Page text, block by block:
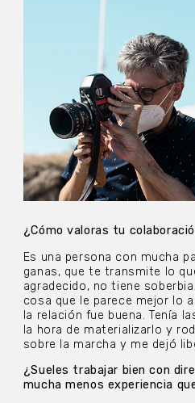
¿Cómo valoras tu
Es una persona con mucha
ganas, que te transmite lo
agradecido, no tiene
cosa que le parece mejor lo
la relación fue buena. Tenía
la hora de materializarlo y
sobre la marcha y me dejó
¿Sueles trabajar bien con
mucha menos experiencia